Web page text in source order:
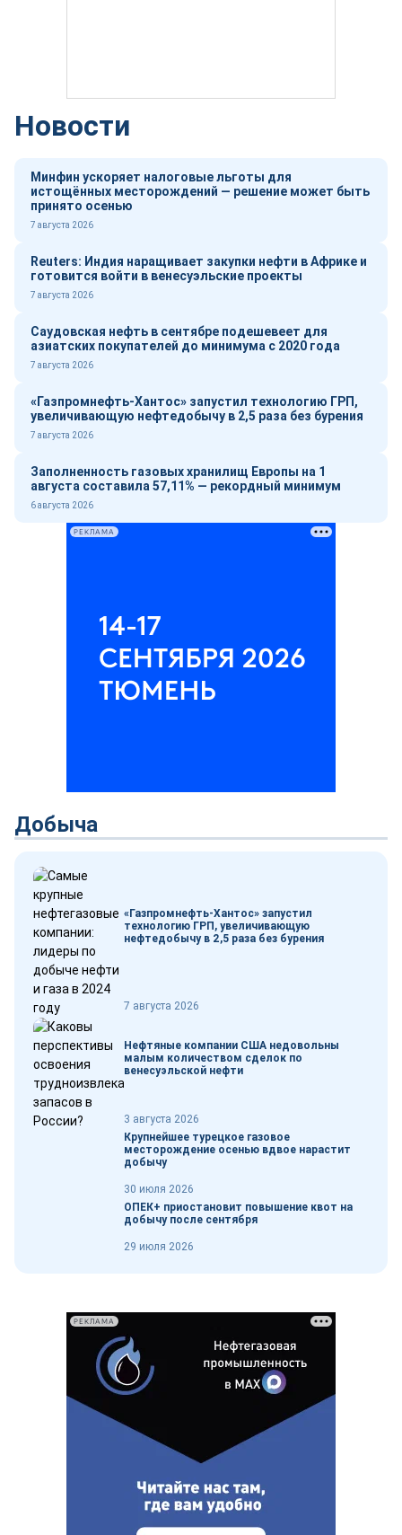
Новости
Минфин ускоряет налоговые льготы для
истощённых месторождений — решение может быть
принято осенью
7 августа 2026
Reuters: Индия наращивает закупки нефти в Африке и
готовится войти в венесуэльские проекты
7 августа 2026
Саудовская нефть в сентябре подешевеет для
азиатских покупателей до минимума с 2020 года
7 августа 2026
«Газпромнефть-Хантос» запустил технологию ГРП,
увеличивающую нефтедобычу в 2,5 раза без бурения
7 августа 2026
Заполненность газовых хранилищ Европы на 1
августа составила 57,11% — рекордный минимум
6 августа 2026
РЕКЛАМА
Добыча
«Газпромнефть-Хантос» запустил
технологию ГРП, увеличивающую
нефтедобычу в 2,5 раза без бурения
7 августа 2026
Нефтяные компании США недовольны
малым количеством сделок по
венесуэльской нефти
3 августа 2026
Крупнейшее турецкое газовое
месторождение осенью вдвое нарастит
добычу
30 июля 2026
ОПЕК+ приостановит повышение квот на
добычу после сентября
29 июля 2026
РЕКЛАМА